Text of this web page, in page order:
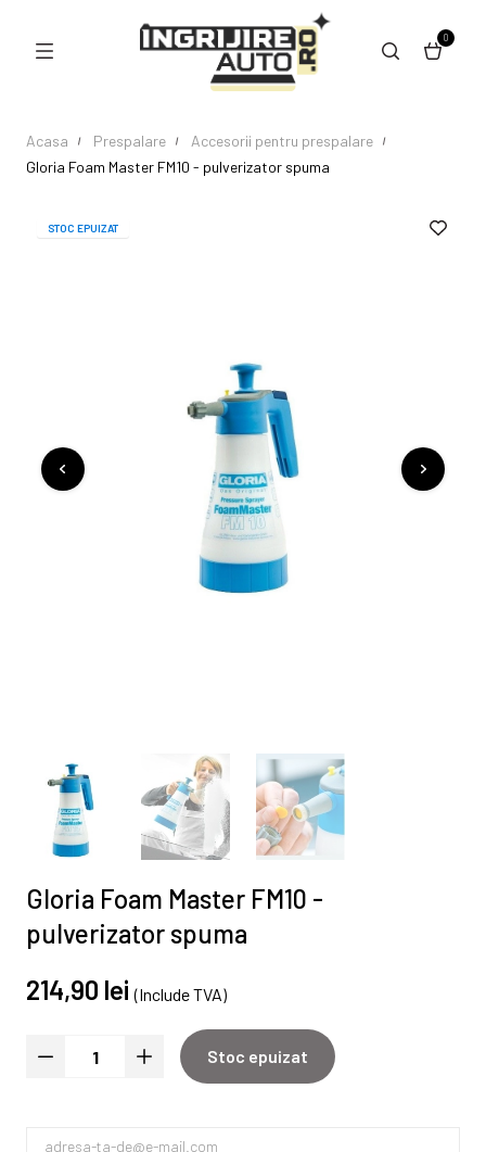
0
Acasa Prespalare
Accesorii pentru prespalare
Gloria Foam Master FM10 - pulverizator spuma
STOC EPUIZAT
Gloria Foam Master FM10 -
pulverizator spuma
214,90 lei (Include TVA)
Stoc epuizat